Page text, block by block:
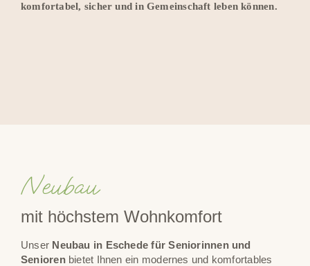
komfortabel, sicher und in Gemeinschaft leben können.
Neubau
mit höchstem Wohnkomfort
Unser Neubau in Eschede für Seniorinnen und
Seniorenbietet Ihnen ein modernes und komfortables